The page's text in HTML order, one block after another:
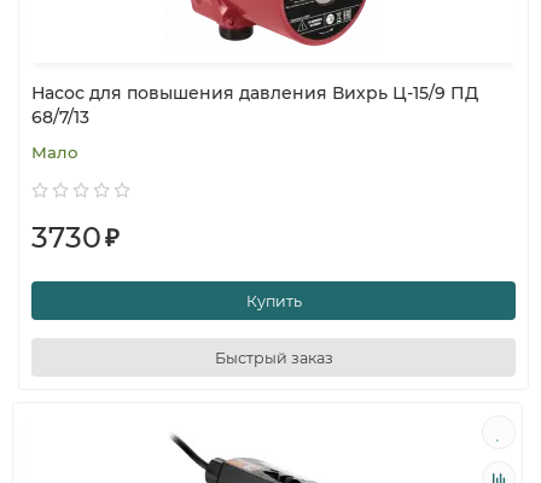
Насос для повышения давления Вихрь Ц-15/9 ПД
68/7/13
Мало
3730₽
Купить
Быстрый заказ